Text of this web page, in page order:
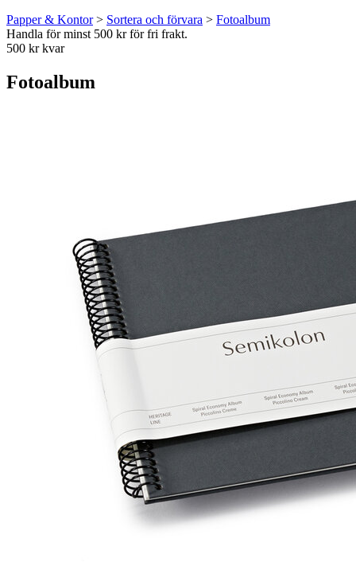
Papper & Kontor> Sortera och förvara > Fotoalbum
Handla för minst 500 kr för fri frakt.
500 kr kvar
Fotoalbum